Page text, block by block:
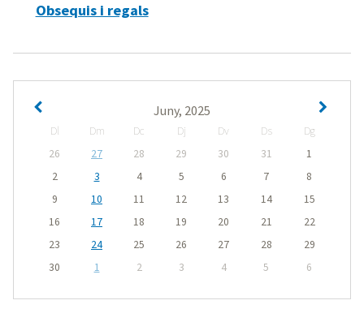
Obsequis i regals
Juny, 2025
Dl Dm Dc Dj Dv Ds
Dg
26
27 28 29 30 31
1
2
3 4 5 6 7
8
9
10 11 12 13 14
15
16
17 18 19 20 21
22
23
24 25 26 27 28
29
30
1 2 3 4 5 6